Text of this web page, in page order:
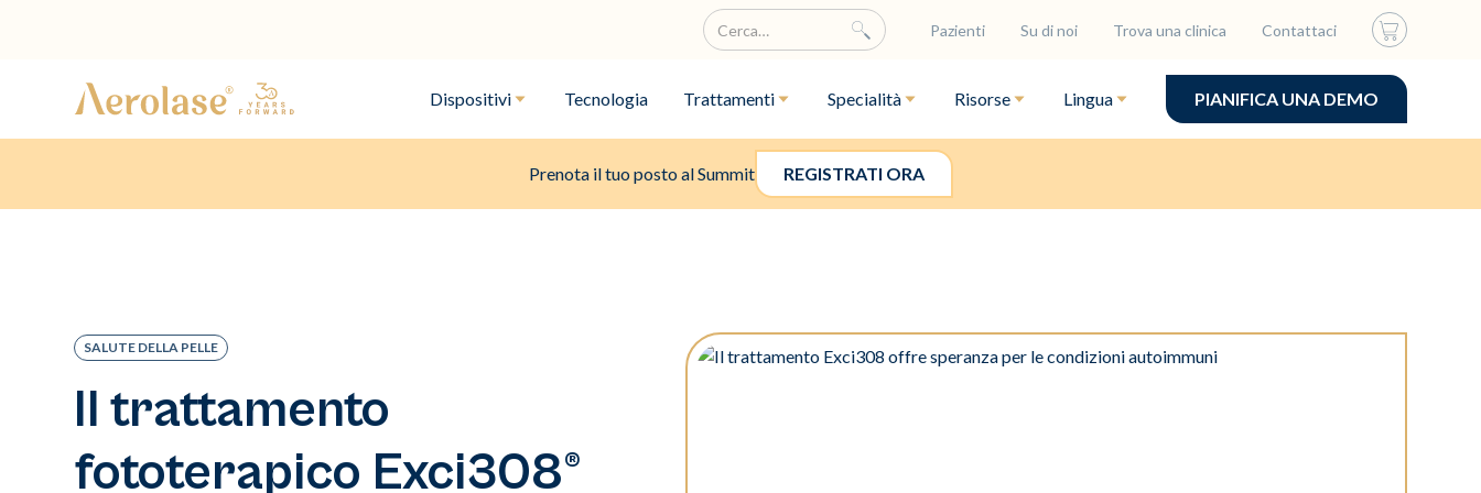
Pazienti Su di noi Trova una clinica Contattaci
Dispositivi Tecnologia Trattamenti Specialità Risorse Lingua PIANIFICA UNA DEMO
Prenota il tuo posto al Summit REGISTRATI ORA
SALUTE DELLA PELLE
Il trattamento
fototerapico Exci308®